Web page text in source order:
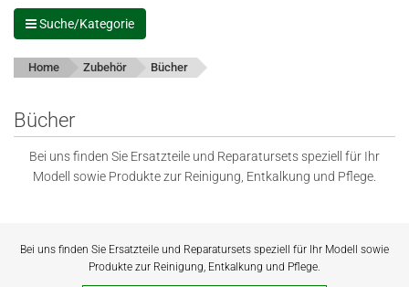
Suche/Kategorie
Home Zubehör Bücher
Bücher
Bei uns finden Sie Ersatzteile und Reparatursets speziell für Ihr
Modell sowie Produkte zur Reinigung, Entkalkung und Pflege.
Bei uns finden Sie Ersatzteile und Reparatursets speziell für Ihr Modell sowie
Produkte zur Reinigung, Entkalkung und Pflege.